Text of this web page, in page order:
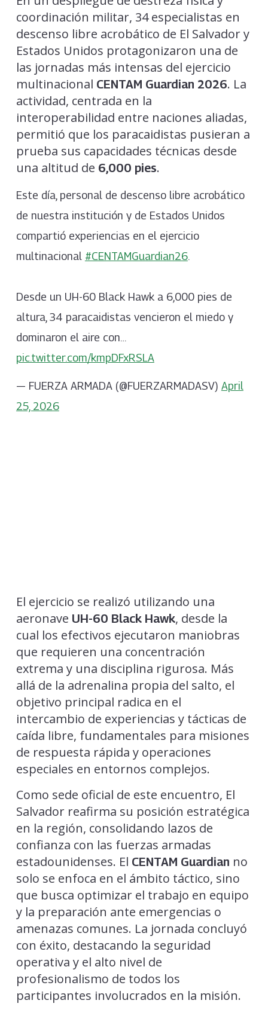
coordinación militar, 34 especialistas en
descenso libre acrobático de El Salvador y
Estados Unidos protagonizaron una de
las jornadas más intensas del ejercicio
multinacional CENTAM Guardian 2026. La
actividad, centrada en la
interoperabilidad entre naciones aliadas,
permitió que los paracaidistas pusieran a
prueba sus capacidades técnicas desde
una altitud de 6,000 pies.
Este día, personal de descenso libre acrobático
de nuestra institución y de Estados Unidos
compartió experiencias en el ejercicio
multinacional #CENTAMGuardian26.
Desde un UH-60 Black Hawk a 6,000 pies de
altura, 34 paracaidistas vencieron el miedo y
dominaron el aire con…
pic.twitter.com/kmpDFxRSLA
— FUERZA ARMADA (@FUERZARMADASV) April
25, 2026
El ejercicio se realizó utilizando una
aeronave UH-60 Black Hawk, desde la
cual los efectivos ejecutaron maniobras
que requieren una concentración
extrema y una disciplina rigurosa. Más
allá de la adrenalina propia del salto, el
objetivo principal radica en el
intercambio de experiencias y tácticas de
caída libre, fundamentales para misiones
de respuesta rápida y operaciones
especiales en entornos complejos.
Como sede oficial de este encuentro, El
Salvador reafirma su posición estratégica
en la región, consolidando lazos de
confianza con las fuerzas armadas
estadounidenses. El CENTAM Guardian no
solo se enfoca en el ámbito táctico, sino
que busca optimizar el trabajo en equipo
y la preparación ante emergencias o
amenazas comunes. La jornada concluyó
con éxito, destacando la seguridad
operativa y el alto nivel de
profesionalismo de todos los
participantes involucrados en la misión.